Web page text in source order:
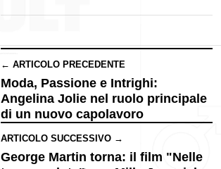
← ARTICOLO PRECEDENTE
Moda, Passione e Intrighi:
Angelina Jolie nel ruolo principale
di un nuovo capolavoro
ARTICOLO SUCCESSIVO →
George Martin torna: il film "Nelle